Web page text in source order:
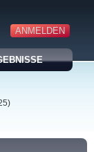
ANMELDEN